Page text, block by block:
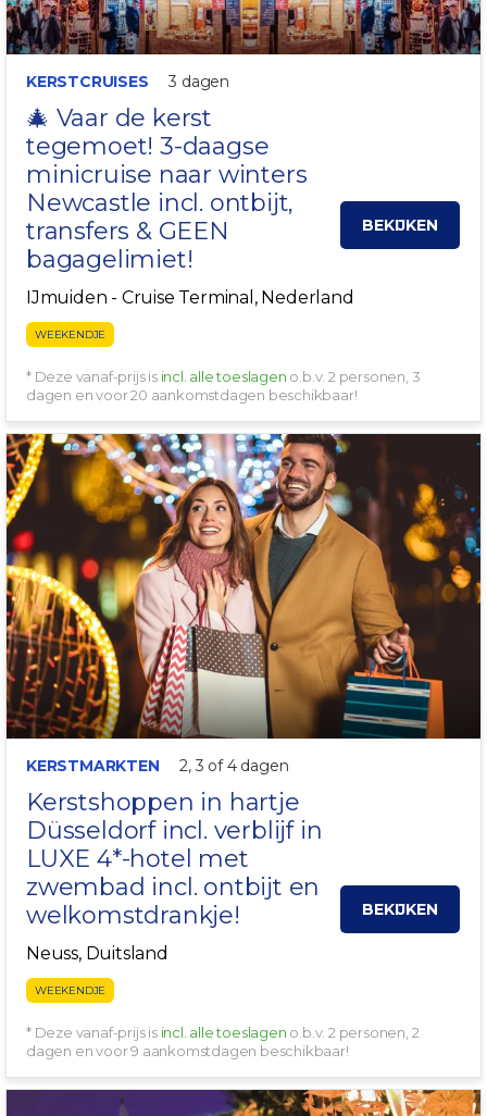
KERSTCRUISES 3 dagen
🎄 Vaar de kerst
tegemoet! 3-daagse
minicruise naar winters
Newcastle incl. ontbijt,
transfers & GEEN
bagagelimiet!
IJmuiden - Cruise Terminal, Nederland
WEEKENDJE
BEKIJKEN
* Deze vanaf-prijs is incl. alle toeslagen o.b.v. 2 personen, 3
dagen en voor 20 aankomstdagen beschikbaar!
GRATIS PARKEREN!
KERSTMARKTEN 2, 3 of 4 dagen
Kerstshoppen in hartje
Düsseldorfincl. verblijf in
LUXE 4*-hotel met
zwembad incl. ontbijt en
welkomstdrankje!
Neuss, Duitsland
WEEKENDJE
BEKIJKEN
* Deze vanaf-prijs is incl. alle toeslagen o.b.v. 2 personen, 2
dagen en voor 9 aankomstdagen beschikbaar!